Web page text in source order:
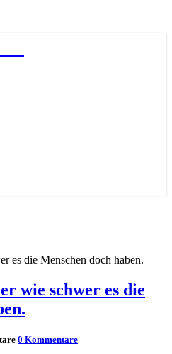
es die Menschen doch haben.
wie schwer es die
0 Kommentare